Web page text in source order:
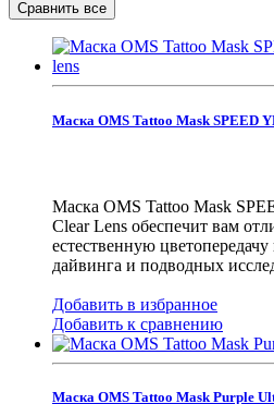
Маска OMS Tattoo Mask SPEED
Маска OMS Tattoo Mask
Clear Lens обеспечит вам
естественную
дайвинга и подводных
Добавить в избранное
Добавить к сравнению
Маска OMS Tattoo Mask Purple